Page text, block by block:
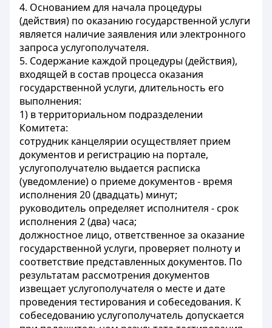
4. Основанием для начала процедуры
(действия) по оказанию государственной услуги
является наличие заявления или электронного
запроса услугополучателя.
5. Содержание каждой процедуры (действия),
входящей в состав процесса оказания
государственной услуги, длительность его
выполнения:
1) в территориальном подразделении
Комитета:
сотрудник канцелярии осуществляет прием
документов и регистрацию на портале,
услугополучателю выдается расписка
(уведомление) о приеме документов - время
исполнения 20 (двадцать) минут;
руководитель определяет исполнителя - срок
исполнения 2 (два) часа;
должностное лицо, ответственное за оказание
государственной услуги, проверяет полноту и
соответствие представленных документов. По
результатам рассмотрения документов
извещает услугополучателя о месте и дате
проведения тестирования и собеседования. К
собеседованию услугополучатель допускается